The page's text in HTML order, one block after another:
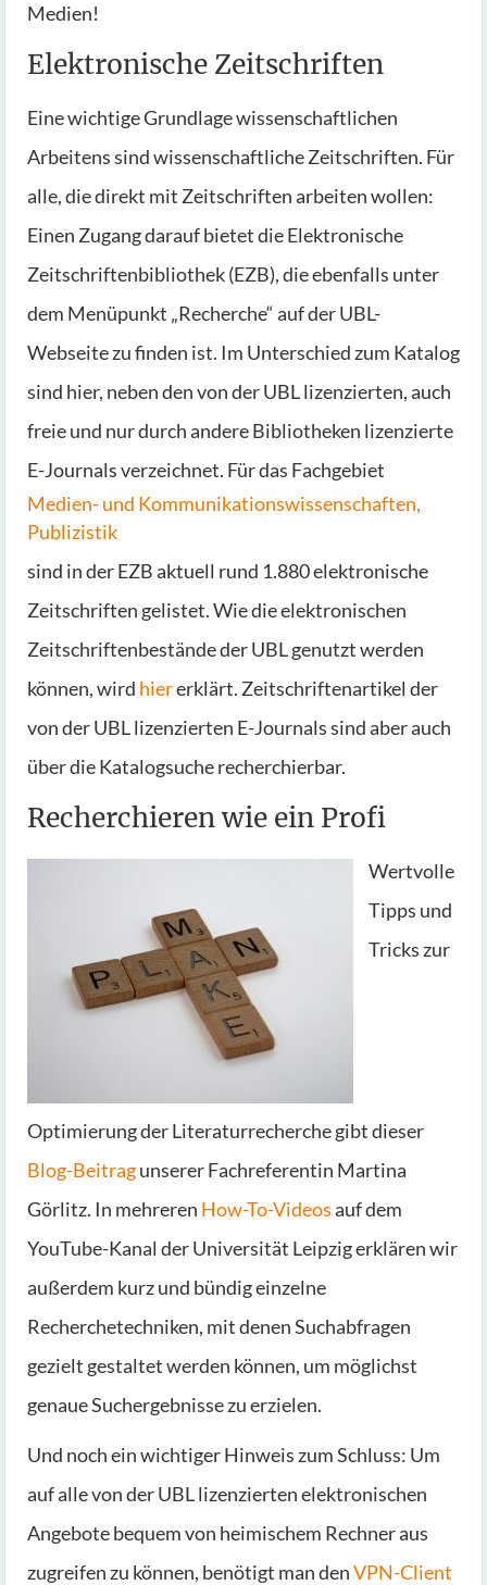
Medien!
Elektronische Zeitschriften
Eine wichtige Grundlage wissenschaftlichen
Arbeitens sind wissenschaftliche Zeitschriften. Für
alle, die direkt mit Zeitschriften arbeiten wollen:
Einen Zugang darauf bietet die Elektronische
Zeitschriftenbibliothek (EZB), die ebenfalls unter
dem Menüpunkt „Recherche“ auf der UBL-
Webseite zu finden ist. Im Unterschied zum Katalog
sind hier, neben den von der UBL lizenzierten, auch
freie und nur durch andere Bibliotheken lizenzierte
E-Journals verzeichnet. Für das Fachgebiet
Medien- und Kommunikationswissenschaften,
Publizistik
sind in der EZB aktuell rund 1.880 elektronische
Zeitschriften gelistet. Wie die elektronischen
Zeitschriftenbestände der UBL genutzt werden
können, wird hiererklärt. Zeitschriftenartikel der
von der UBL lizenzierten E-Journals sind aber auch
über die Katalogsuche recherchierbar.
Recherchieren wie ein Profi
Wertvolle
Tipps und
Tricks zur
Optimierung der Literaturrecherche gibt dieser
Blog-Beitragunserer Fachreferentin Martina
Görlitz. In mehreren How-To-Videosauf dem
YouTube-Kanal der Universität Leipzig erklären wir
außerdem kurz und bündig einzelne
Recherchetechniken, mit denen Suchabfragen
gezielt gestaltet werden können, um möglichst
genaue Suchergebnisse zu erzielen.
Und noch ein wichtiger Hinweis zum Schluss: Um
auf alle von der UBL lizenzierten elektronischen
Angebote bequem von heimischem Rechner aus
zugreifen zu können, benötigt man denVPN-Client